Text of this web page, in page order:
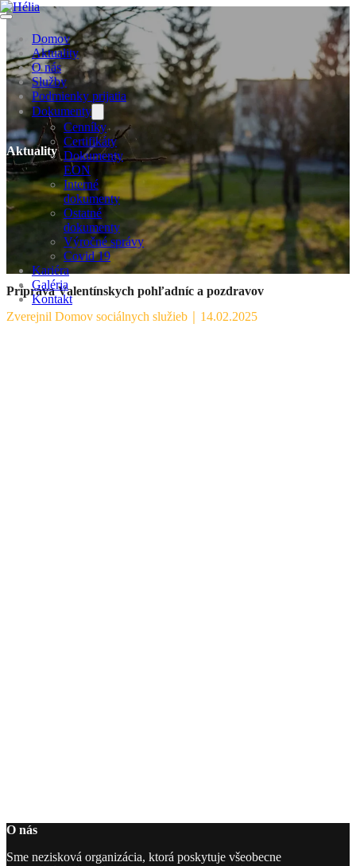
Domov
Aktuality
O nás
Služby
Podmienky prijatia
Dokumenty
Cenníky
Certifikáty
Dokumenty
EON
Interné
dokumenty
Ostatné
dokumenty
Výročné správy
Covid 19
Kariéra
Galéria
Kontakt
Aktuality
Príprava Valentínskych pohľadníc a pozdravov
Zverejnil Domov sociálnych služieb
14.02.2025
O nás
Sme nezisková organizácia, ktorá poskytuje všeobecne